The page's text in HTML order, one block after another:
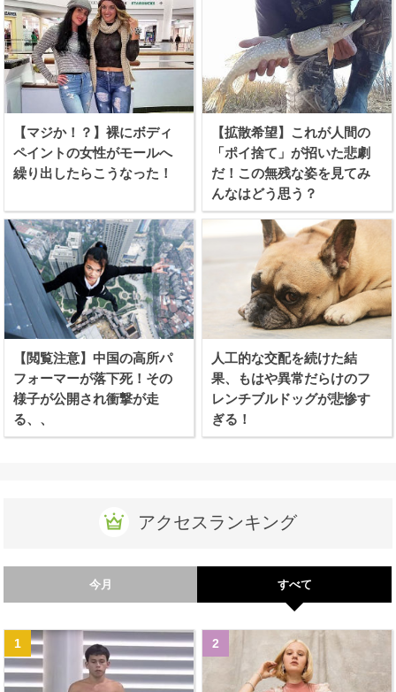
【マジか！？】裸にボディ
ペイントの女性がモールへ
繰り出したらこうなった！
【拡散希望】これが人間の
「ポイ捨て」が招いた悲劇
だ！この無残な姿を見てみ
んなはどう思う？
【閲覧注意】中国の高所パ
フォーマーが落下死！その
様子が公開され衝撃が走
る、、
人工的な交配を続けた結
果、もはや異常だらけのフ
レンチブルドッグが悲惨す
ぎる！
アクセスランキング
今月 すべて